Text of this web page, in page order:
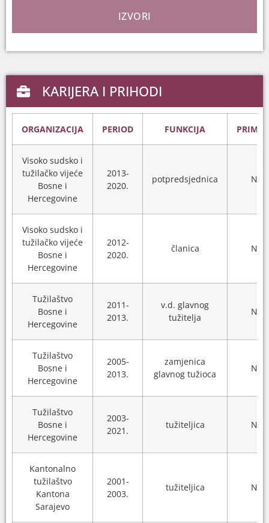
IZVORI
KARIJERA I PRIHODI
ORGANIZACIJA PERIOD FUNKCIJA
Visoko sudsko i
tužilačko vijeće
Bosne i
Hercegovine
2013-
2020.
potpredsjednica N/A
Visoko sudsko i
tužilačko vijeće
Bosne i
Hercegovine
2012-
2020.
članica N/A
Tužilaštvo
Bosne i
Hercegovine
2011-
2013.
v.d. glavnog
tužitelja
N/A
Tužilaštvo
Bosne i
Hercegovine
2005-
2013.
zamjenica
glavnog tužioca
N/A
Tužilaštvo
Bosne i
Hercegovine
2003-
2021.
tužiteljica N/A
Kantonalno
tužilaštvo
Kantona
Sarajevo
2001-
2003.
tužiteljica N/A